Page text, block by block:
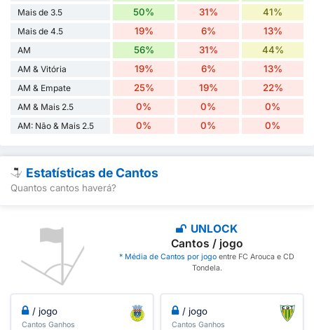
Mais de 3.5 50% 31% 41%
Mais de 4.5 19% 6% 13%
AM 56% 31% 44%
AM & Vitória 19% 6% 13%
AM & Empate 25% 19% 22%
AM & Mais 2.5 0% 0% 0%
AM: Não & Mais 2.5 0% 0% 0%
Estatísticas de Cantos
Quantos cantos haverá?
UNLOCK
Cantos / jogo
* Média de Cantos por jogo entre FC Arouca e CD
Tondela.
/ jogo
Cantos Ganhos
/ jogo
Cantos Ganhos